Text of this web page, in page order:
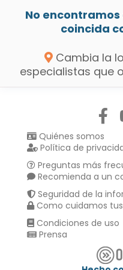
No
coincida
Cambia la
especialistas que
Quiénes somos
Política de
Preguntas más
Recomienda a un
Seguridad de la
Como cuidamos
Condiciones de uso
Prensa